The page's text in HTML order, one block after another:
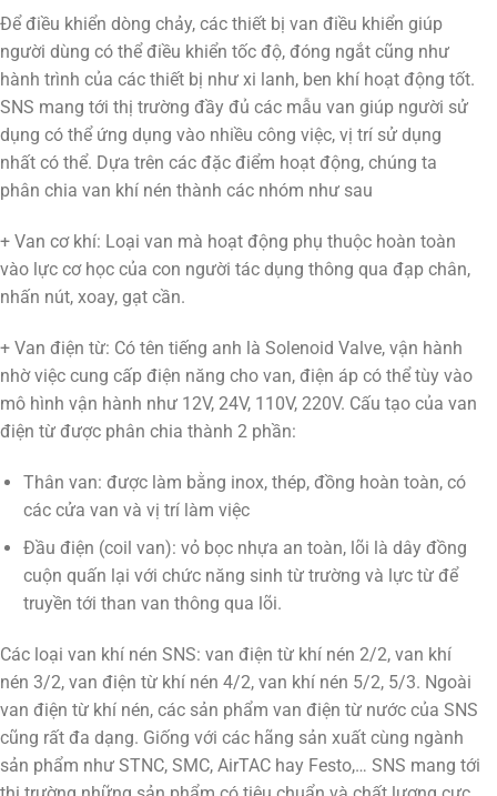
Để điều khiển dòng chảy, các thiết bị van điều khiển giúp
người dùng có thể điều khiển tốc độ, đóng ngắt cũng như
hành trình của các thiết bị như xi lanh, ben khí hoạt động tốt.
SNS mang tới thị trường đầy đủ các mẫu van giúp người sử
dụng có thể ứng dụng vào nhiều công việc, vị trí sử dụng
nhất có thể. Dựa trên các đặc điểm hoạt động, chúng ta
phân chia van khí nén thành các nhóm như sau
+ Van cơ khí: Loại van mà hoạt động phụ thuộc hoàn toàn
vào lực cơ học của con người tác dụng thông qua đạp chân,
nhấn nút, xoay, gạt cần.
+ Van điện từ: Có tên tiếng anh là Solenoid Valve, vận hành
nhờ việc cung cấp điện năng cho van, điện áp có thể tùy vào
mô hình vận hành như 12V, 24V, 110V, 220V. Cấu tạo của van
điện từ được phân chia thành 2 phần:
Thân van: được làm bằng inox, thép, đồng hoàn toàn, có
các cửa van và vị trí làm việc
Đầu điện (coil van): vỏ bọc nhựa an toàn, lõi là dây đồng
cuộn quấn lại với chức năng sinh từ trường và lực từ để
truyền tới than van thông qua lõi.
Các loại van khí nén SNS: van điện từ khí nén 2/2, van khí
nén 3/2, van điện từ khí nén 4/2, van khí nén 5/2, 5/3. Ngoài
van điện từ khí nén, các sản phẩm van điện từ nước của SNS
cũng rất đa dạng. Giống với các hãng sản xuất cùng ngành
sản phẩm như STNC, SMC, AirTAC hay Festo,… SNS mang tới